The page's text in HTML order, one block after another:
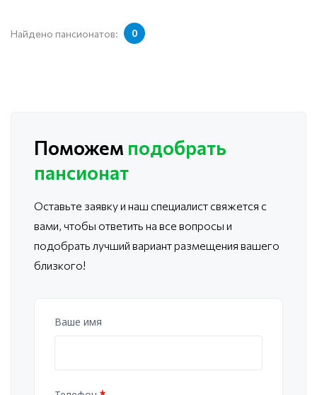
Найдено пансионатов: 0
Поможем подобрать
пансионат
Оставьте заявку и наш специалист свяжется с
вами, чтобы ответить на все вопросы и
подобрать лучший вариант размещения вашего
близкого!